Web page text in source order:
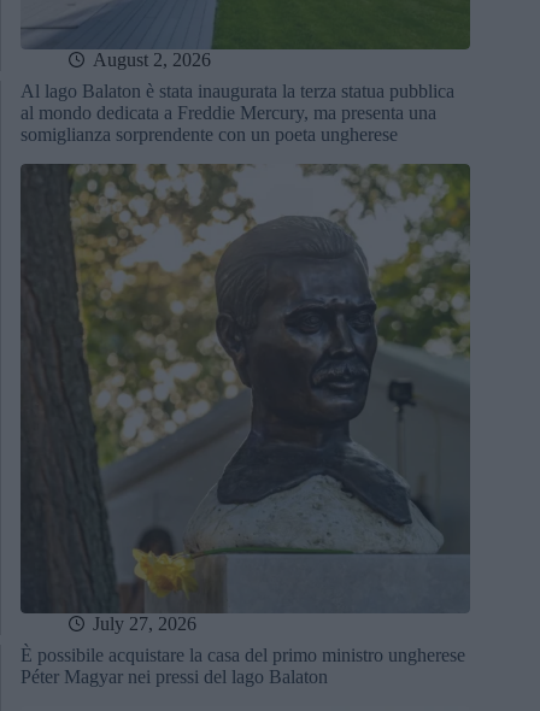
August 2, 2026
Al lago Balaton è stata inaugurata la terza statua pubblica
al mondo dedicata a Freddie Mercury, ma presenta una
somiglianza sorprendente con un poeta ungherese
July 27, 2026
È possibile acquistare la casa del primo ministro ungherese
Péter Magyar nei pressi del lago Balaton